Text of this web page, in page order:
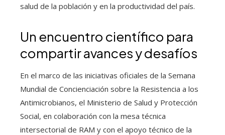
salud de la población y en la productividad del país.
Un encuentro científico para
compartir avances y desafíos
En el marco de las iniciativas oficiales de la Semana
Mundial de Concienciación sobre la Resistencia a los
Antimicrobianos, el Ministerio de Salud y Protección
Social, en colaboración con la mesa técnica
intersectorial de RAM y con el apoyo técnico de la